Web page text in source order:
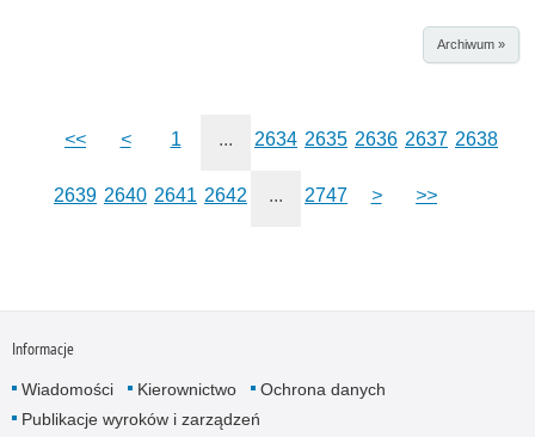
Archiwum »
<< < 1 ... 2634 2635 2636 2637 2638
2639 2640 2641 2642 ... 2747 > >>
Informacje
Wiadomości Kierownictwo
Ochrona danych
Publikacje wyroków i zarządzeń